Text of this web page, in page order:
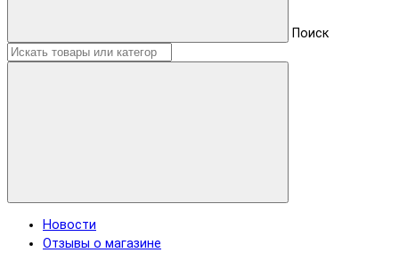
Поиск
Новости
Отзывы о магазине